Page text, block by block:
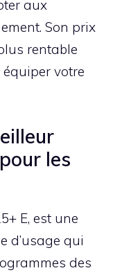
aux
Son prix
rentable
votre
les
E, est une
d’usage qui
des